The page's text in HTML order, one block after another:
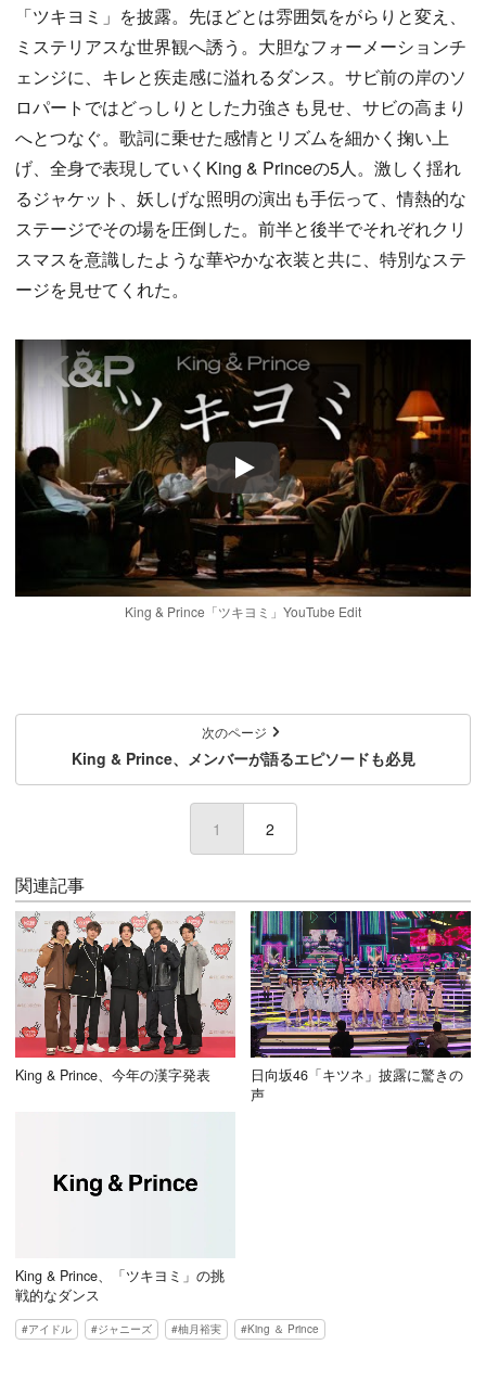
「ツキヨミ」を披露。先ほどとは雰囲気をがらりと変え、
ミステリアスな世界観へ誘う。大胆なフォーメーションチ
ェンジに、キレと疾走感に溢れるダンス。サビ前の岸のソ
ロパートではどっしりとした力強さも見せ、サビの高まり
へとつなぐ。歌詞に乗せた感情とリズムを細かく掬い上
げ、全身で表現していくKing & Princeの5人。激しく揺れ
るジャケット、妖しげな照明の演出も手伝って、情熱的な
ステージでその場を圧倒した。前半と後半でそれぞれクリ
スマスを意識したような華やかな衣装と共に、特別なステ
ージを見せてくれた。
Play
King & Prince「ツキヨミ」YouTube Edit
次のページ
King & Prince、メンバーが語るエピソードも必見
1 (current)
2
関連記事
King & Prince、今年の漢字発表
日向坂46「キツネ」披露に驚きの
声
King & Prince、「ツキヨミ」の挑
戦的なダンス
アイドル ジャニーズ 柚月裕実 King ＆ Prince